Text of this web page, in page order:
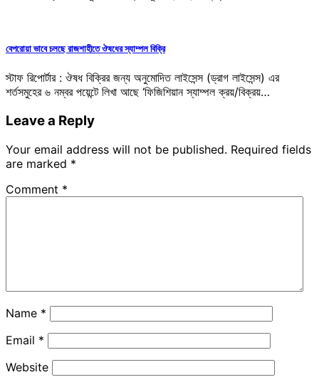
বেপরোয়া ভাবে চলছে রাজশাহীতে ঔষধের স্যাম্পল বিক্রি
স্টাফ রিপোর্টার : ঔষধ বিক্রির জন্য অনুমোদিত লাইসেন্স (ড্রাগ লাইসেন্স) এর
শর্তসমুহের ৬ নম্বর পয়েন্টে লিখা আছে ‘ফিজিশিয়ান স্যাম্পল ক্রয়/বিক্রয়…
Leave a Reply
Your email address will not be published. Required fields
are marked *
Comment *
Name *
Email *
Website